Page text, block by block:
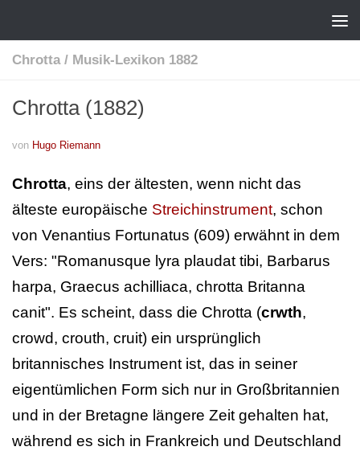
Chrotta / Musik-Lexikon 1882
Chrotta (1882)
von Hugo Riemann
Chrotta, eins der ältesten, wenn nicht das
älteste europäische Streichinstrument, schon
von Venantius Fortunatus (609) erwähnt in dem
Vers: "Romanusque lyra plaudat tibi, Barbarus
harpa, Graecus achilliaca, chrotta Britanna
canit". Es scheint, dass die Chrotta (crwth,
crowd, crouth, cruit) ein ursprünglich
britannisches Instrument ist, das in seiner
eigentümlichen Form sich nur in Großbritannien
und in der Bretagne längere Zeit gehalten hat,
während es sich in Frankreich und Deutschland